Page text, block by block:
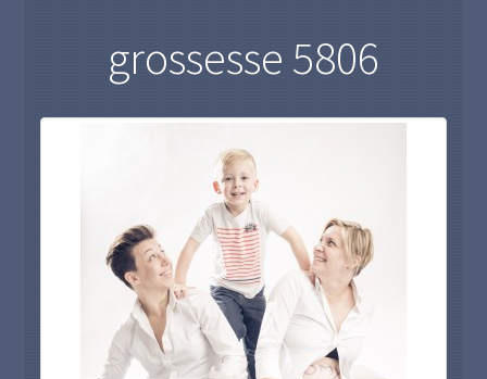
grossesse 5806